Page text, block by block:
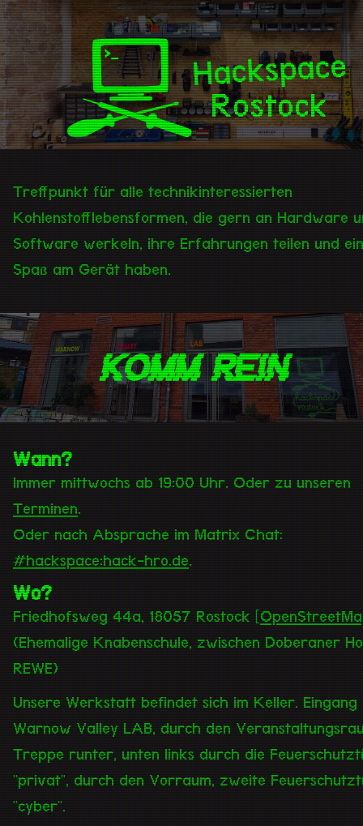
Hackspace
Rostock
Treffpunkt für alle technikinteressierten
Kohlenstofflebensformen, die gern an Hardware
Software werkeln, ihre Erfahrungen teilen und
Spaß am Gerät haben.
Komm rein
Wann?
Immer mittwochs ab 19:00 Uhr. Oder zu unseren
Terminen.
Oder nach Absprache im Matrix Chat:
#hackspace:hack-hro.de.
Wo?
Friedhofsweg 44a, 18057 Rostock [
(Ehemalige Knabenschule, zwischen Doberaner
REWE)
Unsere Werkstatt befindet sich im Keller. Eingang
Warnow Valley LAB, durch den
Treppe runter, unten links durch die
"privat", durch den Vorraum, zweite
"cyber".